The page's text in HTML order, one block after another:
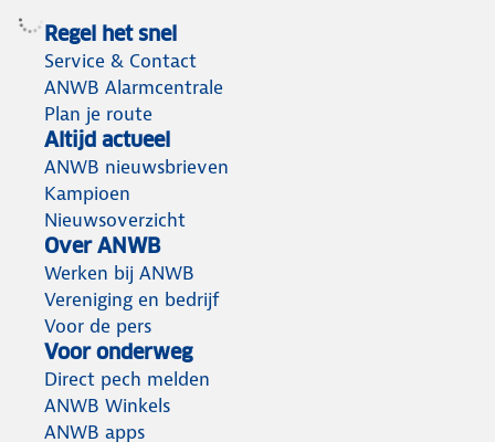
Regel het snel
Service & Contact
ANWB Alarmcentrale
Plan je route
Altijd actueel
ANWB nieuwsbrieven
Kampioen
Nieuwsoverzicht
Over ANWB
Werken bij ANWB
Vereniging en bedrijf
Voor de pers
Voor onderweg
Direct pech melden
ANWB Winkels
ANWB apps